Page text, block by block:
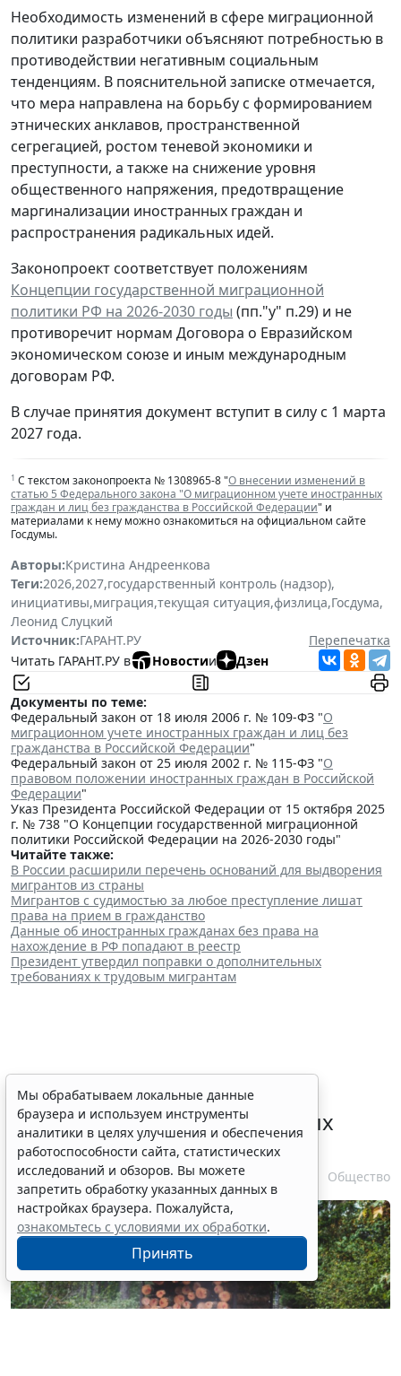
Необходимость изменений в сфере миграционной
политики разработчики объясняют потребностью в
противодействии негативным социальным
тенденциям. В пояснительной записке отмечается,
что мера направлена на борьбу с формированием
этнических анклавов, пространственной
сегрегацией, ростом теневой экономики и
преступности, а также на снижение уровня
общественного напряжения, предотвращение
маргинализации иностранных граждан и
распространения радикальных идей.
Законопроект соответствует положениям
Концепции государственной миграционной
политики РФ на 2026-2030 годы (пп."у" п.29) и не
противоречит нормам Договора о Евразийском
экономическом союзе и иным международным
договорам РФ.
В случае принятия документ вступит в силу с 1 марта
2027 года.
1 С текстом законопроекта № 1308965-8 "О внесении изменений в
статью 5 Федерального закона "О миграционном учете иностранных
граждан и лиц без гражданства в Российской Федерации" и
материалами к нему можно ознакомиться на официальном сайте
Госдумы.
Авторы:Кристина Андреенкова
Теги:2026,2027,государственный контроль (надзор),
инициативы,миграция,текущая ситуация,физлица,Госдума,
Леонид Слуцкий
Источник:ГАРАНТ.РУ
Перепечатка
Читать ГАРАНТ.РУ в
Новостии Дзен
Документы по теме:
Федеральный закон от 18 июля 2006 г. № 109-ФЗ "О
миграционном учете иностранных граждан и лиц без
гражданства в Российской Федерации"
Федеральный закон от 25 июля 2002 г. № 115-ФЗ "О
правовом положении иностранных граждан в Российской
Федерации"
Указ Президента Российской Федерации от 15 октября 2025
г. № 738 "О Концепции государственной миграционной
политики Российской Федерации на 2026-2030 годы"
Читайте также:
В России расширили перечень оснований для выдворения
мигрантов из страны
Мигрантов с судимостью за любое преступление лишат
права на прием в гражданство
Данные об иностранных гражданах без права на
нахождение в РФ попадают в реестр
Президент утвердил поправки о дополнительных
требованиях к трудовым мигрантам
Выборочные рубки леса для
строительства рекреационных
объектов запретили
6 августа 2026 16:41 Общество
Мы обрабатываем локальные данные
браузера и используем инструменты
аналитики в целях улучшения и обеспечения
работоспособности сайта, статистических
исследований и обзоров. Вы можете
запретить обработку указанных данных в
настройках браузера. Пожалуйста,
ознакомьтесь с условиями их обработки.
Принять